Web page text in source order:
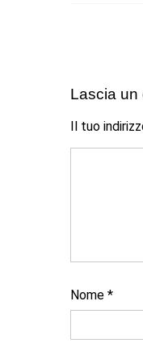
Lascia un
Il tuo
Nome *